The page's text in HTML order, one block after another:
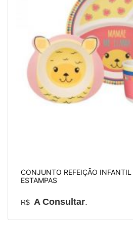
CONJUNTO REFEIÇÃO
ESTAMPAS
R$ A Consultar.